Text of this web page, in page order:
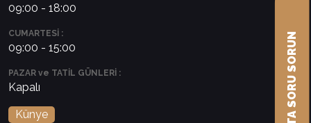
09:00 - 18:00
CUMARTESİ :
09:00 - 15:00
PAZAR ve TATİL GÜNLERİ :
Kapalı
Künye